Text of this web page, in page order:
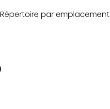
Répertoire par emplacement